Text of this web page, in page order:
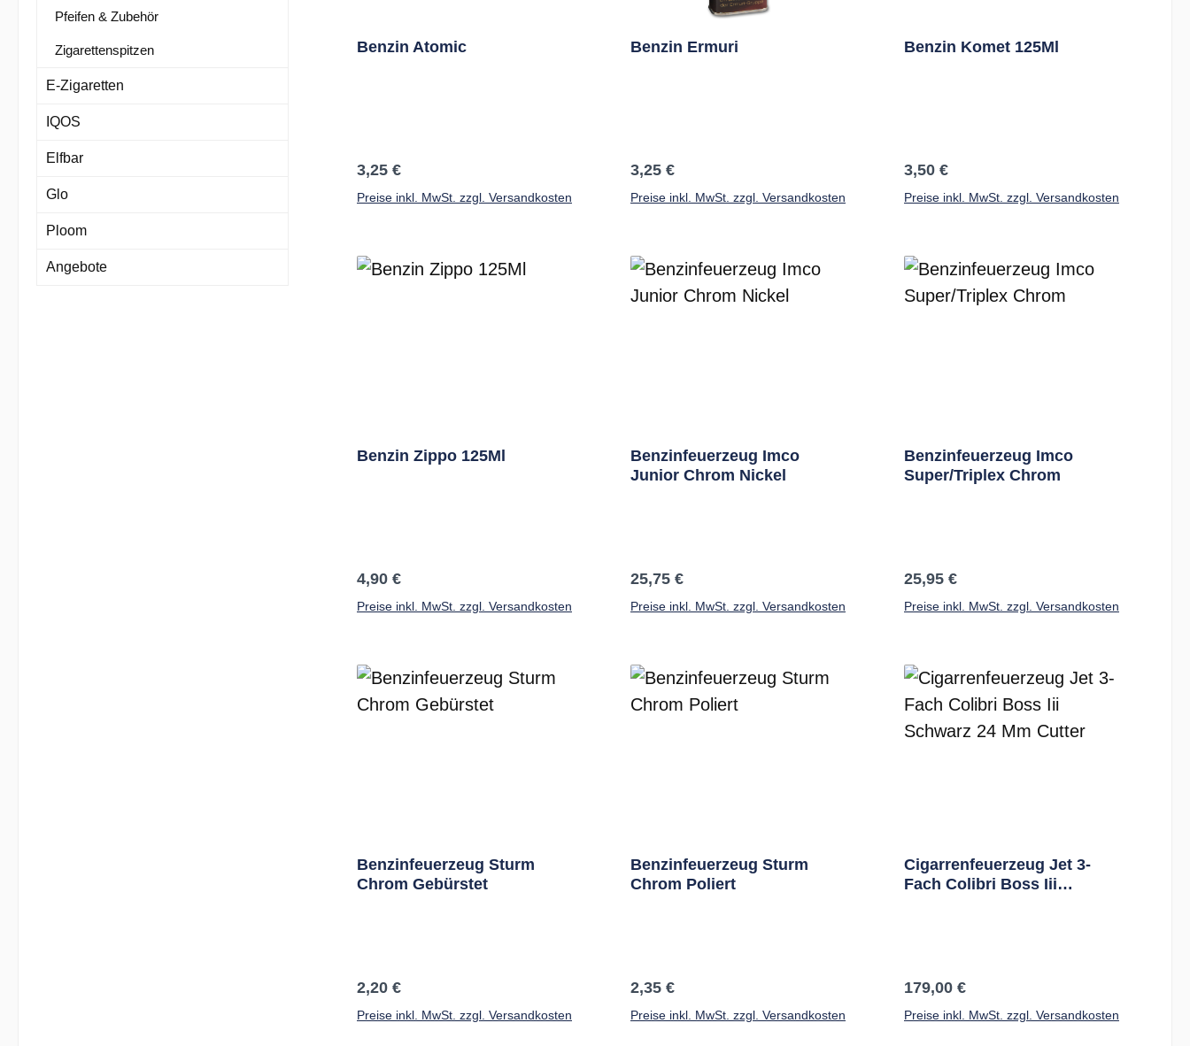
Pfeifen & Zubehör
Zigarettenspitzen
E-Zigaretten
IQOS
Elfbar
Glo
Ploom
Angebote
Benzin Atomic
Regulärer Preis:
3,25 €
Preise inkl. MwSt. zzgl. Versandkosten
Benzin Ermuri
Regulärer Preis:
3,25 €
Preise inkl. MwSt. zzgl. Versandkosten
Benzin Komet 125Ml
Regulärer Preis:
3,50 €
Preise inkl. MwSt. zzgl. Versandkosten
Benzin Zippo 125Ml
Regulärer Preis:
4,90 €
Preise inkl. MwSt. zzgl. Versandkosten
Benzinfeuerzeug Imco
Junior Chrom Nickel
Regulärer Preis:
25,75 €
Preise inkl. MwSt. zzgl. Versandkosten
Benzinfeuerzeug Imco
Super/Triplex Chrom
Regulärer Preis:
25,95 €
Preise inkl. MwSt. zzgl. Versandkosten
Benzinfeuerzeug Sturm
Chrom Gebürstet
Regulärer Preis:
2,20 €
Preise inkl. MwSt. zzgl. Versandkosten
Benzinfeuerzeug Sturm
Chrom Poliert
Regulärer Preis:
2,35 €
Preise inkl. MwSt. zzgl. Versandkosten
Cigarrenfeuerzeug Jet 3-
Fach Colibri Boss Iii
Regulärer Preis:
179,00 €
Preise inkl. MwSt. zzgl. Versandkosten